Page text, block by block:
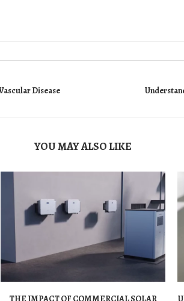
Disease
YOU MAY ALSO LIKE